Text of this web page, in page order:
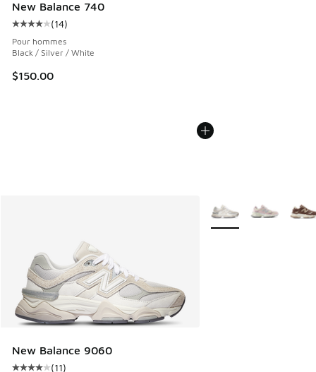
New Balance 740
Cote moyenne du client - [4 sur 5 étoiles], 14
(14)
Pour hommes
Black / Silver / White
$150.00
New Balance 9060
(11)
Plus de couleurs